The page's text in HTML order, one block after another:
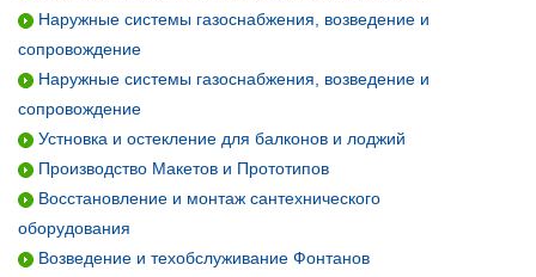
Наружные системы газоснабжения, возведение и
сопровождение
Наружные системы газоснабжения, возведение и
сопровождение
Устновка и остекление для балконов и лоджий
Производство Макетов и Прототипов
Восстановление и монтаж сантехнического
оборудования
Возведение и техобслуживание Фонтанов